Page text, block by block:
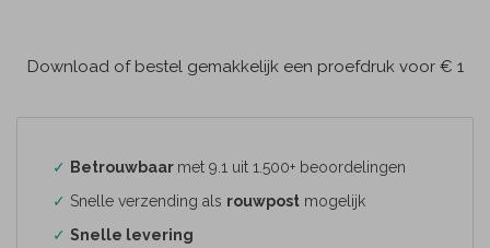
Download of bestel gemakkelijk een proefdruk voor € 1
✓ Betrouwbaar met 9.1 uit 1.500+ beoordelingen
✓ Snelle verzending als rouwpost mogelijk
✓ Snelle levering